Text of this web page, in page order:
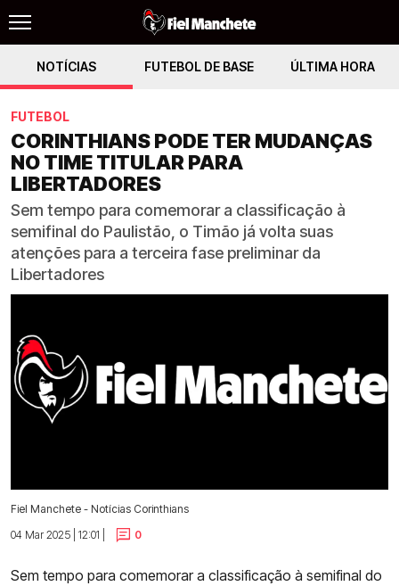
NOTÍCIAS FUTEBOL DE BASE ÚLTIMA HORA
FUTEBOL
CORINTHIANS PODE TER MUDANÇAS
NO TIME TITULAR PARA
LIBERTADORES
Sem tempo para comemorar a classificação à
semifinal do Paulistão, o Timão já volta suas
atenções para a terceira fase preliminar da
Libertadores
Fiel Manchete - Notícias Corinthians
04 Mar 2025 | 12:01 |
0
Sem tempo para comemorar a classificação à semifinal do